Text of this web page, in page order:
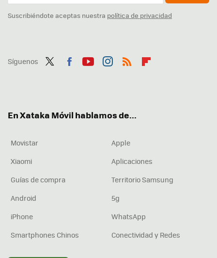
Suscribiéndote aceptas nuestra política de privacidad
Síguenos
En Xataka Móvil hablamos de...
Movistar
Apple
Xiaomi
Aplicaciones
Guías de compra
Territorio Samsung
Android
5g
iPhone
WhatsApp
Smartphones Chinos
Conectividad y Redes